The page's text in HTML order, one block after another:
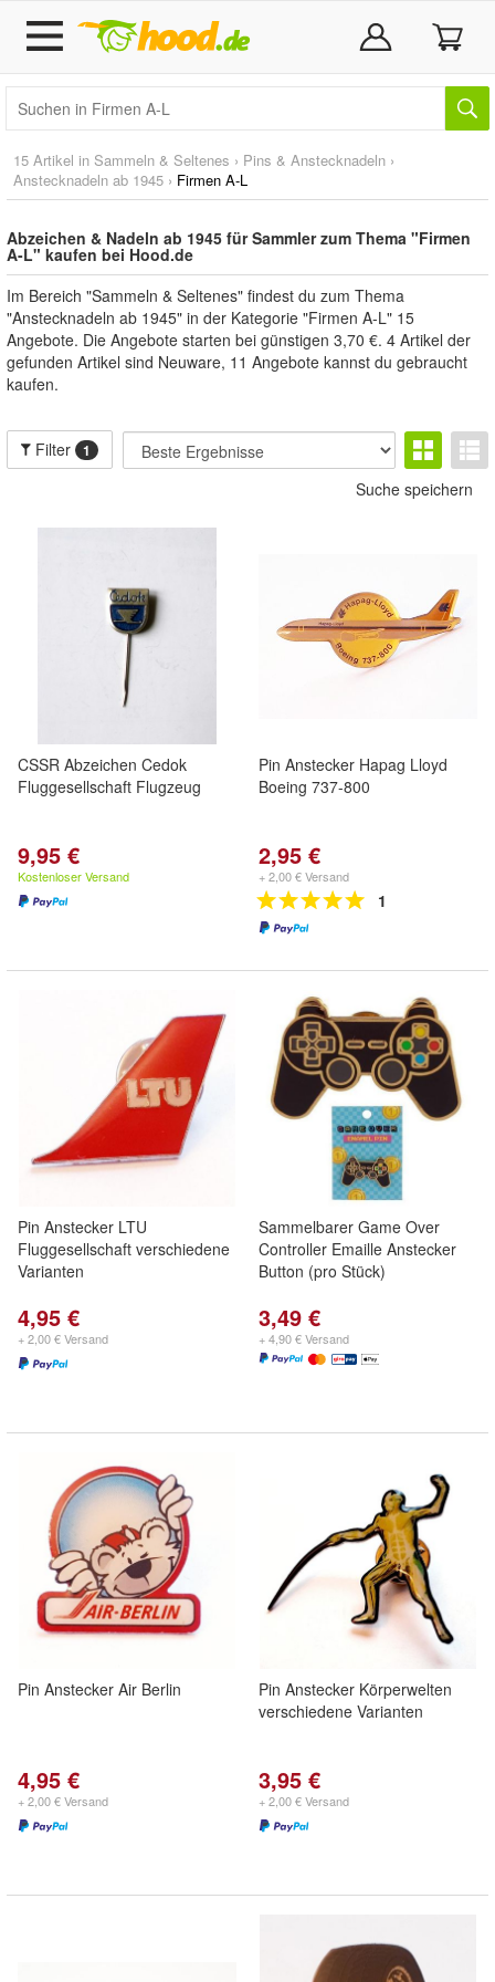
15 Artikel in Sammeln & Seltenes › Pins & Anstecknadeln ›
Anstecknadeln ab 1945 › Firmen A-L
Abzeichen & Nadeln ab 1945 für Sammler zum Thema "Firmen
A-L" kaufen bei Hood.de
Im Bereich "Sammeln & Seltenes" findest du zum Thema
"Anstecknadeln ab 1945" in der Kategorie "Firmen A-L" 15
Angebote. Die Angebote starten bei günstigen 3,70 €. 4 Artikel der
gefunden Artikel sind Neuware, 11 Angebote kannst du gebraucht
kaufen.
Filter 1
Suche speichern
CSSR Abzeichen Cedok
Fluggesellschaft Flugzeug
9,95 €
Kostenloser Versand
Pin Anstecker Hapag Lloyd
Boeing 737-800
2,95 €
+ 2,00 € Versand
1
Pin Anstecker LTU
Fluggesellschaft verschiedene
Varianten
4,95 €
+ 2,00 € Versand
Sammelbarer Game Over
Controller Emaille Anstecker
Button (pro Stück)
3,49 €
+ 4,90 € Versand
Pin Anstecker Air Berlin
4,95 €
+ 2,00 € Versand
Pin Anstecker Körperwelten
verschiedene Varianten
3,95 €
+ 2,00 € Versand